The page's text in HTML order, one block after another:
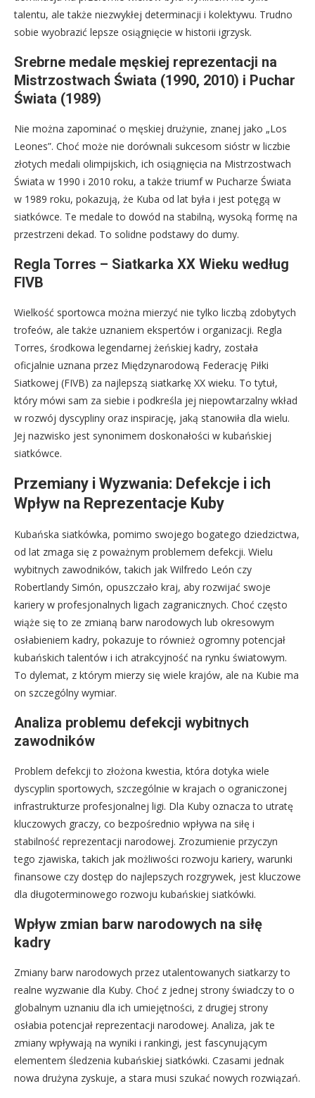
talentu, ale także niezwykłej determinacji i kolektywu. Trudno
sobie wyobrazić lepsze osiągnięcie w historii igrzysk.
Srebrne medale męskiej reprezentacji na
Mistrzostwach Świata (1990, 2010) i Puchar
Świata (1989)
Nie można zapominać o męskiej drużynie, znanej jako „Los
Leones”. Choć może nie dorównali sukcesom sióstr w liczbie
złotych medali olimpijskich, ich osiągnięcia na Mistrzostwach
Świata w 1990 i 2010 roku, a także triumf w Pucharze Świata
w 1989 roku, pokazują, że Kuba od lat była i jest potęgą w
siatkówce. Te medale to dowód na stabilną, wysoką formę na
przestrzeni dekad. To solidne podstawy do dumy.
Regla Torres – Siatkarka XX Wieku według
FIVB
Wielkość sportowca można mierzyć nie tylko liczbą zdobytych
trofeów, ale także uznaniem ekspertów i organizacji. Regla
Torres, środkowa legendarnej żeńskiej kadry, została
oficjalnie uznana przez Międzynarodową Federację Piłki
Siatkowej (FIVB) za najlepszą siatkarkę XX wieku. To tytuł,
który mówi sam za siebie i podkreśla jej niepowtarzalny wkład
w rozwój dyscypliny oraz inspirację, jaką stanowiła dla wielu.
Jej nazwisko jest synonimem doskonałości w kubańskiej
siatkówce.
Przemiany i Wyzwania: Defekcje i ich
Wpływ na Reprezentacje Kuby
Kubańska siatkówka, pomimo swojego bogatego dziedzictwa,
od lat zmaga się z poważnym problemem defekcji. Wielu
wybitnych zawodników, takich jak Wilfredo León czy
Robertlandy Simón, opuszczało kraj, aby rozwijać swoje
kariery w profesjonalnych ligach zagranicznych. Choć często
wiąże się to ze zmianą barw narodowych lub okresowym
osłabieniem kadry, pokazuje to również ogromny potencjał
kubańskich talentów i ich atrakcyjność na rynku światowym.
To dylemat, z którym mierzy się wiele krajów, ale na Kubie ma
on szczególny wymiar.
Analiza problemu defekcji wybitnych
zawodników
Problem defekcji to złożona kwestia, która dotyka wiele
dyscyplin sportowych, szczególnie w krajach o ograniczonej
infrastrukturze profesjonalnej ligi. Dla Kuby oznacza to utratę
kluczowych graczy, co bezpośrednio wpływa na siłę i
stabilność reprezentacji narodowej. Zrozumienie przyczyn
tego zjawiska, takich jak możliwości rozwoju kariery, warunki
finansowe czy dostęp do najlepszych rozgrywek, jest kluczowe
dla długoterminowego rozwoju kubańskiej siatkówki.
Wpływ zmian barw narodowych na siłę
kadry
Zmiany barw narodowych przez utalentowanych siatkarzy to
realne wyzwanie dla Kuby. Choć z jednej strony świadczy to o
globalnym uznaniu dla ich umiejętności, z drugiej strony
osłabia potencjał reprezentacji narodowej. Analiza, jak te
zmiany wpływają na wyniki i rankingi, jest fascynującym
elementem śledzenia kubańskiej siatkówki. Czasami jednak
nowa drużyna zyskuje, a stara musi szukać nowych rozwiązań.